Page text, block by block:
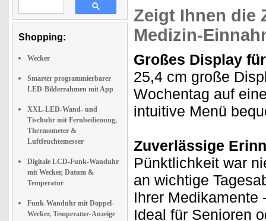
Shopping:
Wecker
Smarter programmierbarer
LED-Bilderrahmen mit App
XXL-LED-Wand- und
Tischuhr mit Fernbedienung,
Thermometer &
Luftfeuchtemesser
Digitale LCD-Funk-Wanduhr
mit Wecker, Datum &
Temperatur
Funk-Wanduhr mit Doppel-
Wecker, Temperatur-Anzeige
Zeigt Ihnen die
Medizin-
Großes Display
25,4 cm große
Wochentag auf
intuitive Menü
Zuverlässige
Pünktlichkeit war
an wichtige
Ihrer Medikamente
Ideal für Senioren